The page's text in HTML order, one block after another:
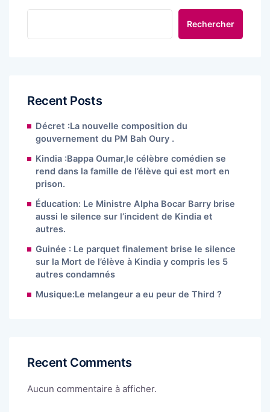
Rechercher
Recent Posts
Décret :La nouvelle composition du
gouvernement du PM Bah Oury .
Kindia :Bappa Oumar,le célèbre comédien se
rend dans la famille de l’élève qui est mort en
prison.
Éducation: Le Ministre Alpha Bocar Barry brise
aussi le silence sur l’incident de Kindia et
autres.
Guinée : Le parquet finalement brise le silence
sur la Mort de l’élève à Kindia y compris les 5
autres condamnés
Musique:Le melangeur a eu peur de Third ?
Recent Comments
Aucun commentaire à afficher.